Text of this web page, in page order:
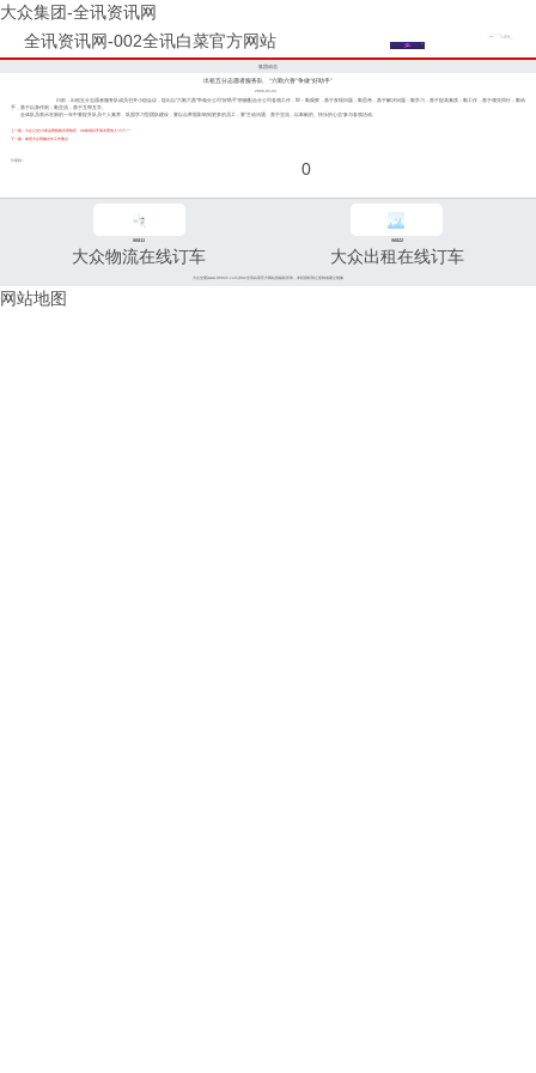
大众集团-全讯资讯网
全讯资讯网-002全讯白菜官方网站
集团动态
出租五分志愿者服务队 “六勤六善”争做“好助手”
2008-03-04
日前，出租五分志愿者服务队成员召开小组会议，提出以“六勤六善”争做分公司“好助手”积极配合分公司各项工作，即：勤观察，善于发现问题；勤思考，善于解决问题；勤学习，善于提高素质；勤工作，善于领先同行；勤动
手，善于以身作则；勤交流，善于互帮互学。
全体队员表示在新的一年中要提升队员个人素养、巩固学习型团队建设，要以点带面影响到更多的员工，要“主动沟通、善于交流，以奉献的、快乐的心态”参与各项活动。
上一篇：大众公交13条品牌线路共同响应 49路倡议开展关爱老人“六个一”
下一篇：奉贤大众明确今年工作重点
分享到： 0
96811
大众物流在线订车
96822
大众出租在线订车
大众交通(www.96822.com)002全讯白菜官方网站的版权所有，未经授权禁止复制或建立镜像
网站地图